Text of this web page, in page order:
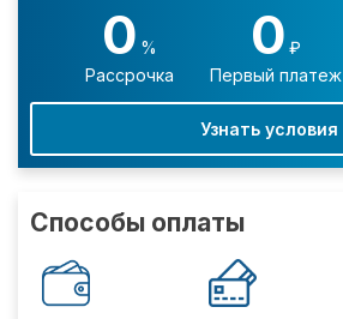
0 %
Рассрочка
0 ₽
Первый платеж
Узнать условия
Способы оплаты